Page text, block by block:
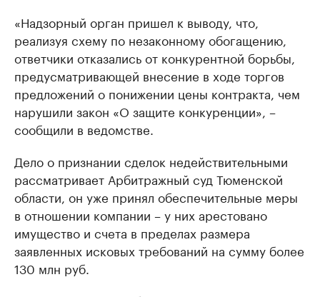
«Надзорный орган пришел к выводу, что,
реализуя схему по незаконному обогащению,
ответчики отказались от конкурентной борьбы,
предусматривающей внесение в ходе торгов
предложений о понижении цены контракта, чем
нарушили закон «О защите конкуренции», –
сообщили в ведомстве.
Дело о признании сделок недействительными
рассматривает Арбитражный суд Тюменской
области, он уже принял обеспечительные меры
в отношении компании – у них арестовано
имущество и счета в пределах размера
заявленных исковых требований на сумму более
130 млн руб.